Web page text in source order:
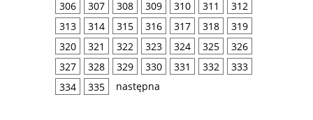
306
307 308 309 310 311
312
313
314 315 316 317 318
319
320
321 322 323 324 325
326
327
328 329 330 331 332
333
334
335 następna